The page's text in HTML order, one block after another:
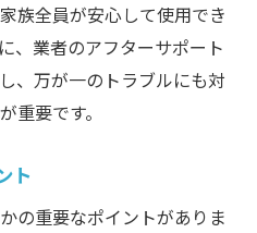
族全員が安心して使用でき
、業者のアフターサポート
、万が一のトラブルにも対
重要です。
ト
の重要なポイントがありま